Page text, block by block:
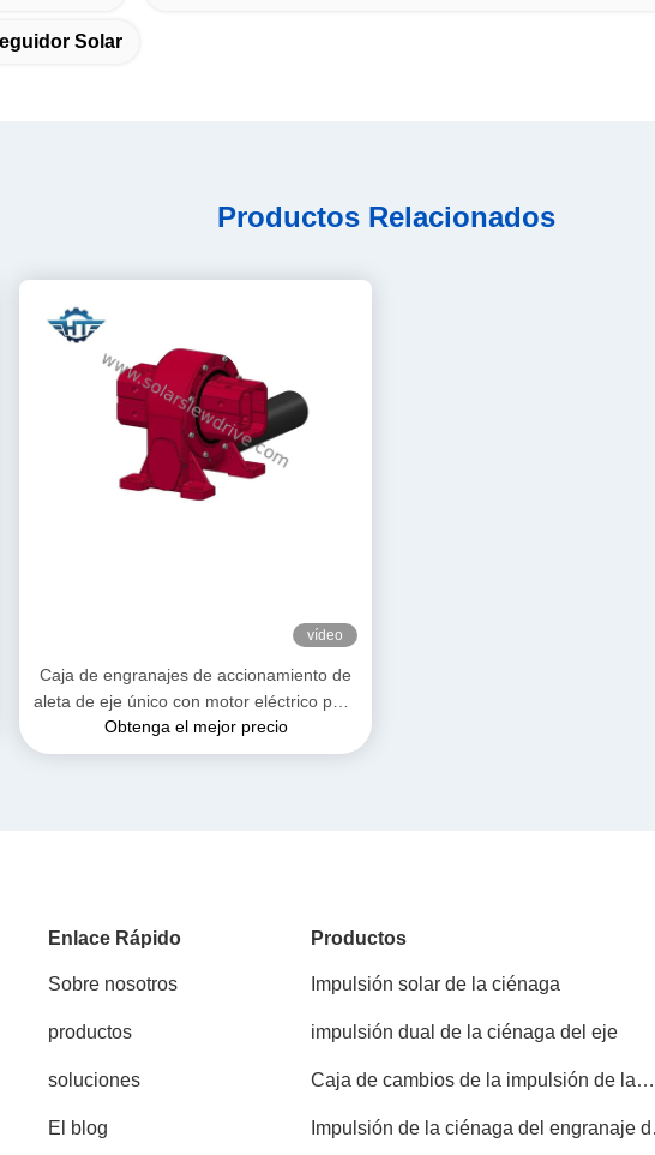
Solar
Productos Relacionados
vídeo
Caja de engranajes de accionamiento de
aleta de eje único con motor eléctrico para
el sistema de seguimiento de montaje
fotovoltaico
Obtenga el mejor precio
Enlace Rápido
Sobre nosotros
productos
soluciones
El blog
Productos
Impulsión solar de la ciénaga
impulsión dual de la ciénaga del eje
Caja de cambios de la impulsión de la
Impulsión de la ciénaga del engranaje